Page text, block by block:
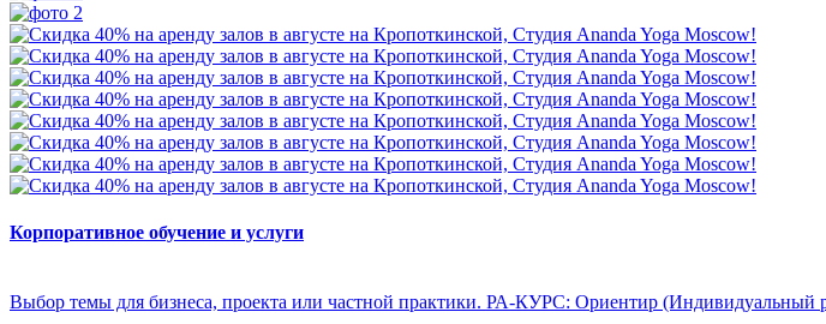
Корпоративное обучение и услуги
Выбор темы для бизнеса, проекта или частной практики. РА-КУРС: Ориентир (Индивидуальный